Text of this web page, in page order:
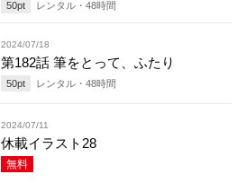
50pt レンタル・ 48時間
2024/07/18
第182話 筆をとって、ふたり
50pt レンタル・ 48時間
2024/07/11
休載イラスト28
無料